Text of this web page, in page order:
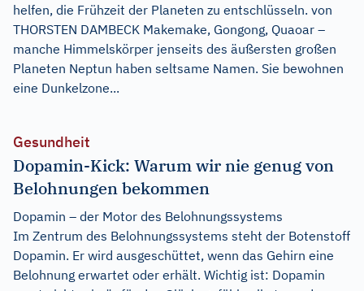
helfen, die Frühzeit der Planeten zu entschlüsseln. von
THORSTEN DAMBECK Makemake, Gongong, Quaoar –
manche Himmelskörper jenseits des äußersten großen
Planeten Neptun haben seltsame Namen. Sie bewohnen
eine Dunkelzone...
Gesundheit
Dopamin-Kick: Warum wir nie genug von
Belohnungen bekommen
Dopamin – der Motor des Belohnungssystems
Im Zentrum des Belohnungssystems steht der Botenstoff
Dopamin. Er wird ausgeschüttet, wenn das Gehirn eine
Belohnung erwartet oder erhält. Wichtig ist: Dopamin